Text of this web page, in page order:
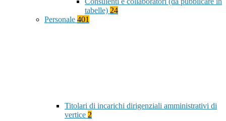
tabelle) 24
Personale 401
Titolari di incarichi dirigenziali amministrativi di
vertice 2